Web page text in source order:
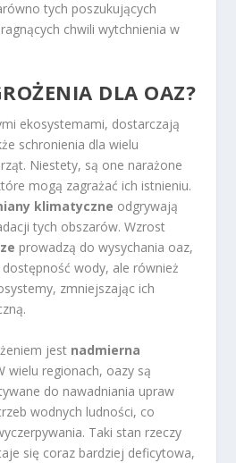
tych poszukujących
chwili wytchnienia w
DLA OAZ?
ekosystemami, dostarczają
schronienia dla wielu
Niestety, są one narażone
mogą zagrażać ich istnieniu.
klimatyczne odgrywają
tych obszarów. Wzrost
prowadzą do wysychania oaz,
wody, ale również
zmniejszając ich
jest nadmierna
wielu regionach, oazy są
do nawadniania upraw
wodnych ludności, co
Taki stan rzeczy
się coraz bardziej deficytowa,